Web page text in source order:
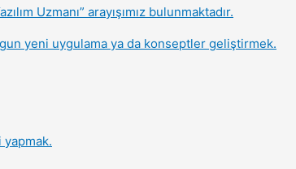
Uzmanı” arayışımız bulunmaktadır.
yeni uygulama ya da konseptler geliştirmek.